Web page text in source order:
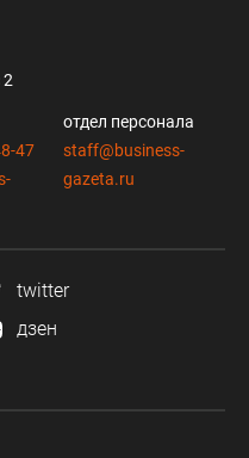
2
47
отдел персонала
staff@business-
gazeta.ru
twitter
дзен